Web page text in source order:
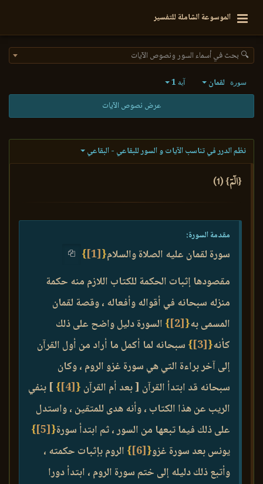
الموسوعة الشاملة للتفسير
🔍 بحث في أسماء السور ونصوص الآيات
سورة لقمان آية 1
عرض نصوص الآيات
نظم الدرر في تناسب الآيات و السور للبقاعي - البقاعي
{الٓمٓ} (1)
مقدمة السورة:
سورة لقمان عليه الصلاة والسلام{
[1]
}
مقصودها إثبات الحكمة للكتاب اللازم منه حكمة
منزله سبحانه في أقواله وأفعاله ، وقصة لقمان
المسمى به{
[2]
} السورة دليل واضح على ذلك
كأنه{
[3]
} سبحانه لما أكمل ما أراد من أول القرآن
إلى آخر براءة التي هي سورة غزو الروم ، وكان
سبحانه قد ابتدأ القرآن [ بعد أم القرآن {
[4]
} ] بنفي
الريب عن هذا الكتاب ، وأنه هدى للمتقين ، واستدل
على ذلك فيما تبعها من السور ، ثم ابتدأ سورة{
[5]
}
يونس بعد سورة غزو{
[6]
} الروم بإثبات حكمته ،
وأتبع ذلك دليله إلى ختم سورة الروم ، ابتدأ دورا